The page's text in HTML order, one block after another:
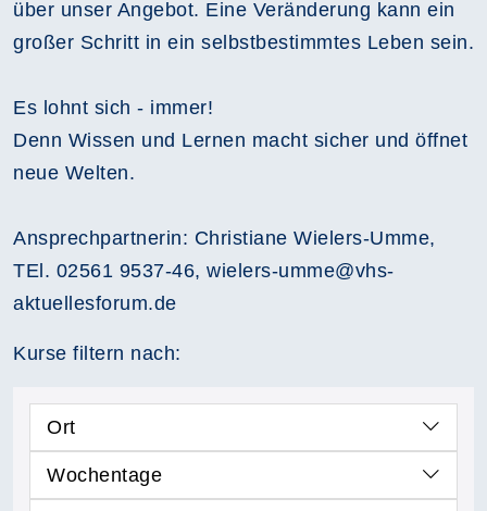
über unser Angebot. Eine Veränderung kann ein
großer Schritt in ein selbstbestimmtes Leben sein.
Es lohnt sich - immer!
Denn Wissen und Lernen macht sicher und öffnet
neue Welten.
Ansprechpartnerin: Christiane Wielers-Umme,
TEl. 02561 9537-46, wielers-umme@vhs-
aktuellesforum.de
Kurse filtern nach:
Ort
Wochentage